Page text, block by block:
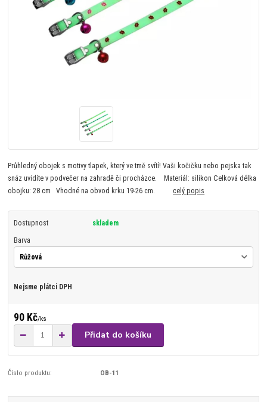
Průhledný obojek s motivy tlapek, který ve tmě svítí! Vaši kočičku nebo pejska tak
snáz uvidíte v podvečer na zahradě či procházce. Materiál: silikon Celková délka
obojku: 28 cm Vhodné na obvod krku 19-26 cm.celý popis
Dostupnost skladem
Barva
Nejsme plátci DPH
90 Kč/ks
Přidat do košíku
Číslo produktu: OB-11